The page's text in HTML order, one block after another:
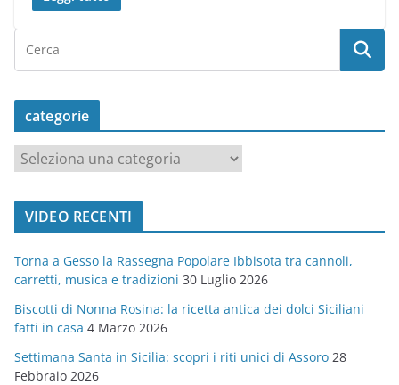
categorie
a
t
o
r
i
e
VIDEO RECENTI
Torna a Gesso la Rassegna Popolare Ibbisota tra cannoli,
carretti, musica e tradizioni 30 Luglio 2026
Biscotti di Nonna Rosina: la ricetta antica dei dolci Siciliani
fatti in casa 4 Marzo 2026
Settimana Santa in Sicilia: scopri i riti unici di Assoro 28
Febbraio 2026